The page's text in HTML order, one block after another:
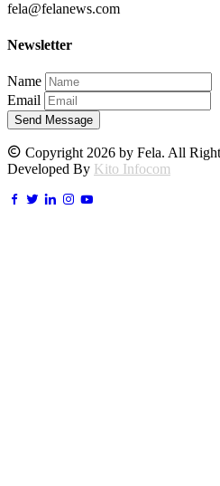
fela@felanews.com
Newsletter
Name
Email
Send Message
Copyright 2026 by Fela. All
Developed By Kito Infocom